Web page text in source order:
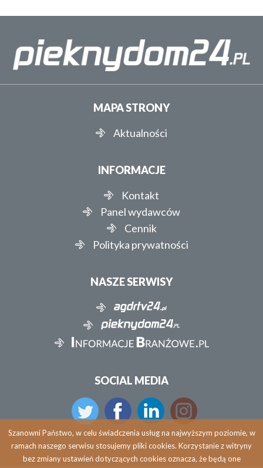
MAPA STRONY
Aktualności
INFORMACJE
Kontakt
Panel wydawców
Cennik
Polityka prywatności
NASZE SERWISY
SOCIAL MEDIA
Szanowni Państwo, w celu świadczenia usług na najwyższym poziomie, w
ramach naszego serwisu stosujemy pliki cookies. Korzystanie z witryny
bez zmiany ustawień dotyczących cookies oznacza, że będą one